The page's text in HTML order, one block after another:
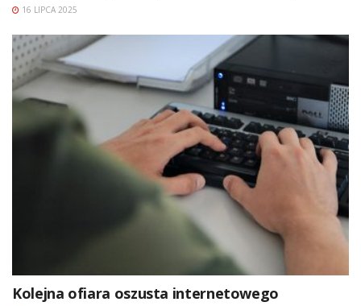
16 LIPCA 2025
Kolejna ofiara oszusta internetowego